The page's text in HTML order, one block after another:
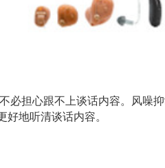
担心跟不上谈话内容。风噪
地听清谈话内容。